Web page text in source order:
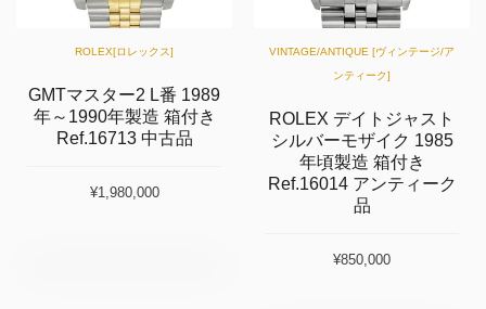
ROLEX[ロレックス]
GMTマスター2 L番 1989
年～1990年製造 箱付き
Ref.16713 中古品
¥1,980,000
VINTAGE/ANTIQUE [ヴィンテージ/ア
ンティーク]
ROLEX デイトジャスト
シルバーモザイク 1985
年頃製造 箱付き
Ref.16014 アンティーク
品
¥850,000